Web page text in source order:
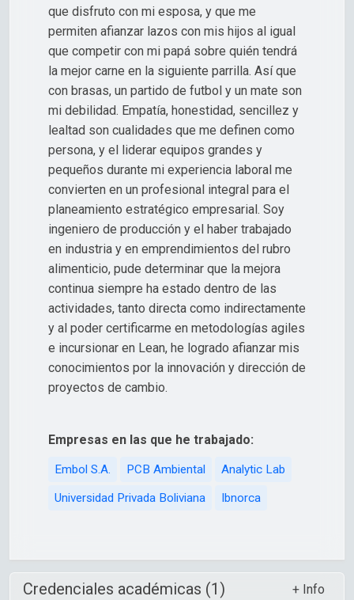
que disfruto con mi esposa, y que me
permiten afianzar lazos con mis hijos al igual
que competir con mi papá sobre quién tendrá
la mejor carne en la siguiente parrilla. Así que
con brasas, un partido de futbol y un mate son
mi debilidad. Empatía, honestidad, sencillez y
lealtad son cualidades que me definen como
persona, y el liderar equipos grandes y
pequeños durante mi experiencia laboral me
convierten en un profesional integral para el
planeamiento estratégico empresarial. Soy
ingeniero de producción y el haber trabajado
en industria y en emprendimientos del rubro
alimenticio, pude determinar que la mejora
continua siempre ha estado dentro de las
actividades, tanto directa como indirectamente
y al poder certificarme en metodologías agiles
e incursionar en Lean, he logrado afianzar mis
conocimientos por la innovación y dirección de
proyectos de cambio.
Empresas en las que he trabajado:
Embol S.A. PCB Ambiental
Analytic Lab
Universidad Privada Boliviana
Ibnorca
Credenciales académicas (1) + Info